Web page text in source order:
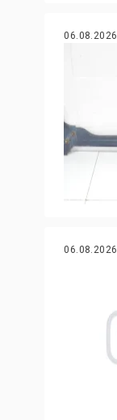
06.08.2026
06.08.2026